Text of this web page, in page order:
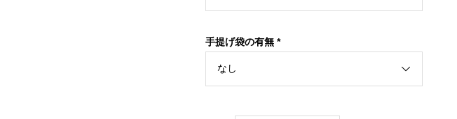
手提げ袋の有無 *